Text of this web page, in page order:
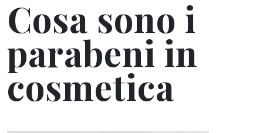
Cosa sono i
parabeni in
cosmetica